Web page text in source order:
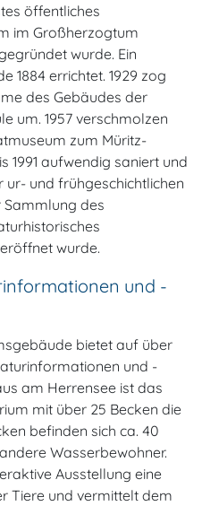
öffentliches
im Großherzogtum
wurde. Ein
1884 errichtet. 1929 zog
des Gebäudes der
um. 1957 verschmolzen
zum Müritz-
1991 aufwendig saniert und
ur- und frühgeschichtlichen
des
wurde.
und -
bietet auf über
und -
am Herrensee ist das
mit über 25 Becken die
befinden sich ca. 40
Wasserbewohner.
Ausstellung eine
Tiere und vermittelt dem